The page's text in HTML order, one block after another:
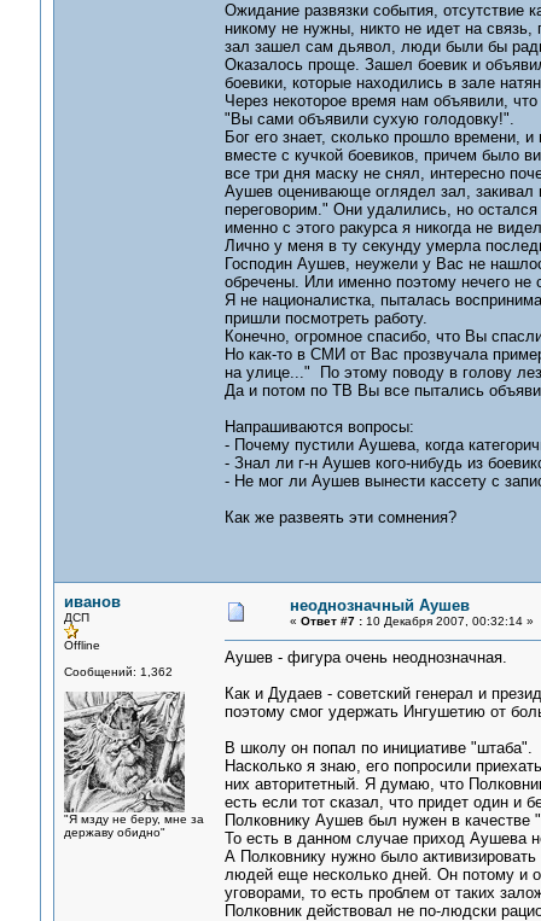
Ожидание развязки события, отсутствие
никому не нужны, никто не идет на
зал зашел сам дьявол, люди были бы
Оказалось проще. Зашел боевик и
боевики, которые находились в зале
Через некоторое время нам объявили,
"Вы сами объявили сухую голодовку!".
Бог его знает, сколько прошло времени,
вместе с кучкой боевиков, причем было
все три дня маску не снял, интересно
Аушев оценивающе оглядел зал, закивал
переговорим." Они удалились, но
именно с этого ракурса я никогда не
Лично у меня в ту секунду умерла
Господин Аушев, неужели у Вас не
обречены. Или именно поэтому нечего не
Я не националистка, пыталась
пришли посмотреть работу.
Конечно, огромное спасибо, что Вы
Но как-то в СМИ от Вас прозвучала
на улице..." По этому поводу в голову
Да и потом по ТВ Вы все пытались
Напрашиваются вопросы:
- Почему пустили Аушева, когда
- Знал ли г-н Аушев кого-нибудь из
- Не мог ли Аушев вынести кассету с
Как же развеять эти сомнения?
иванов
ДСП
Offline
Сообщений: 1,362
"Я мзду не беру, мне за
державу обидно"
неоднозначный Аушев
« Ответ #7 :10 Декабря 2007, 00:32:14 »
Аушев - фигура очень неоднозначная.
Как и Дудаев - советский генерал и
поэтому смог удержать Ингушетию от
В школу он попал по инициативе "штаба".
Насколько я знаю, его попросили
них авторитетный. Я думаю, что
есть если тот сказал, что придет один и
Полковнику Аушев был нужен в качестве
То есть в данном случае приход Аушева
А Полковнику нужно было
людей еще несколько дней. Он потому и
уговорами, то есть проблем от таких
Полковник действовал не по-людски